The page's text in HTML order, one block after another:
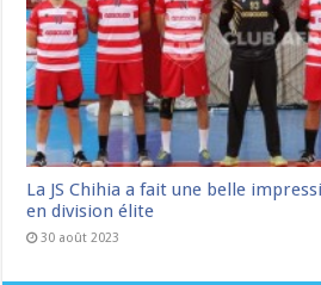
La JS Chihia a fait une belle
en division élite
30 août 2023